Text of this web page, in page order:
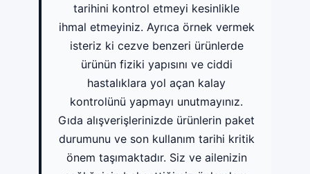
tarihini kontrol etmeyi kesinlikle
ihmal etmeyiniz. Ayrıca örnek vermek
isteriz ki cezve benzeri ürünlerde
ürünün fiziki yapısını ve ciddi
hastalıklara yol açan kalay
kontrolünü yapmayı unutmayınız.
Gıda alışverişlerinizde ürünlerin paket
durumunu ve son kullanım tarihi kritik
önem taşımaktadır. Siz ve ailenizin